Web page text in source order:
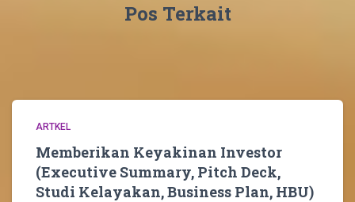
Pos Terkait
ARTKEL
Memberikan Keyakinan Investor
(Executive Summary, Pitch Deck,
Studi Kelayakan, Business Plan, HBU)